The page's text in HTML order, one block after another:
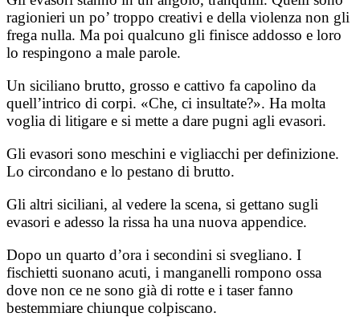
ragionieri un po’ troppo creativi e della violenza non gli
frega nulla. Ma poi qualcuno gli finisce addosso e loro
lo respingono a male parole.
Un siciliano brutto, grosso e cattivo fa capolino da
quell’intrico di corpi. «Che, ci insultate?». Ha molta
voglia di litigare e si mette a dare pugni agli evasori.
Gli evasori sono meschini e vigliacchi per definizione.
Lo circondano e lo pestano di brutto.
Gli altri siciliani, al vedere la scena, si gettano sugli
evasori e adesso la rissa ha una nuova appendice.
Dopo un quarto d’ora i secondini si svegliano. I
fischietti suonano acuti, i manganelli rompono ossa
dove non ce ne sono già di rotte e i taser fanno
bestemmiare chiunque colpiscano.